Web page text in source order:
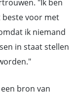
"Ik ben
voor met
ik niemand
in staat stellen
bron van